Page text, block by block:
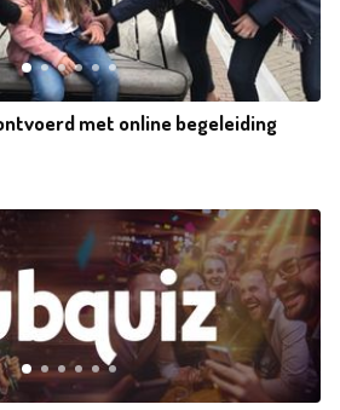
met online begeleiding